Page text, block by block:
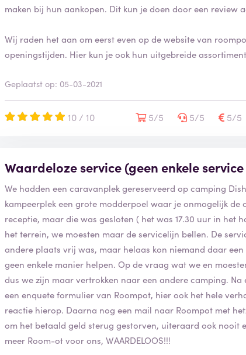
maken bij hun aankopen. Dit kun je doen door een review
Wij raden het aan om eerst even op de website van
openingstijden. Hier kun je ook hun uitgebreide
Geplaatst op: 05-03-2021
10 / 10 5/5 5/5 5/5
Waardeloze service (geen enkele
We hadden een caravanplek gereserveerd op camping
kampeerplek een grote modderpoel waar je onmogelijk
receptie, maar die was gesloten ( het was 17.30 uur in het
het terrein, we moesten maar de servicelijn bellen. De
andere plaats vrij was, maar helaas kon niemand daar
geen enkele manier helpen. Op de vraag wat we en
dus we zijn maar vertrokken naar een andere camping.
een enquete formulier van Roompot, hier ook het hele
reactie hierop. Daarna nog een mail naar Roompot met
om het betaald geld sterug gestorven, uiteraard ook nooit
meer Room-ot voor ons, WAARDELOOS!!!